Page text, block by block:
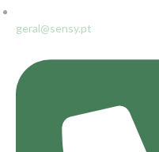
geral@sensy.pt